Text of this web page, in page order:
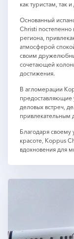
как туристам, так
Основанный
Christi постепенно
региона,
атмосферой
своим
сочетающей
достижения.
В агломерации
предоставляющие
деловых встреч,
привлекательным
Благодаря
красоте, Корpus
вдохновения для